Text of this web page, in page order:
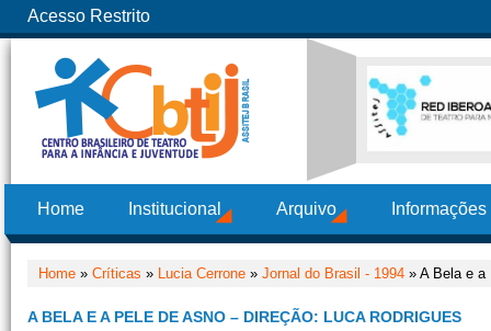
Acesso Restrito
Home Institucional Arquivo
Home » Críticas » Lucia Cerrone » Jornal do Brasil - 1994 » A Bela e a
A BELA E A PELE DE ASNO – DIREÇÃO: LUCA RODRIGUES